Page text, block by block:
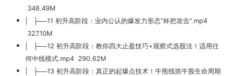
348.49M
| ├──11 初升高阶段：业内公认的爆发力形态“杯把攻击”.mp4
327.10M
| ├──12 初升高阶段：教你四大止盈技巧+观察式选股法！适用任
何中线模式.mp4 290.62M
| ├──13 初升高阶段：真正的起爆点技术！牛熊线抓牛股生命周期